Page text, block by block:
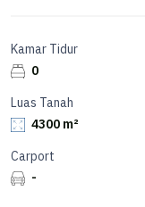
Kamar Tidur
0
Luas Tanah
4300 m²
Carport
-